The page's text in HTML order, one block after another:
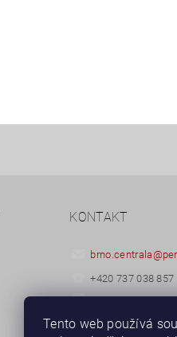
KONTAKT
brno.centrala@
+420 737 038 857
Tento web používá